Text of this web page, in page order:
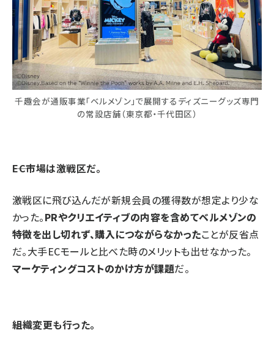
千趣会が通販事業「ベルメゾン」で展開するディズニーグッズ専門
の常設店舗（東京都・千代田区）
――EC市場は激戦区だ。
激戦区に飛び込んだが新規会員の獲得数が想定より少な
かった。PRやクリエイティブの内容を含めてベルメゾンの
特徴を出し切れず、購入につながらなかったことが反省点
だ。大手ECモールと比べた時のメリットも出せなかった。
マーケティングコストのかけ方が課題だ。
――組織変更も行った。